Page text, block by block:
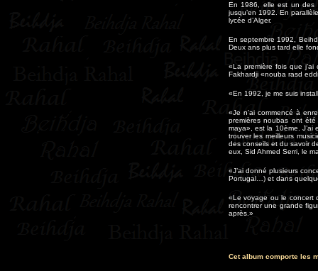
En 1986, elle est un des
jusqu’en 1992. En
lycée d’Alger.
En septembre 1992,
Deux ans plus tard elle
«La première fois que
Fakhardji «nouba rasd
«En 1992, je me suis
«Je n’ai commencé à
premières noubas ont
maya», est la 10ème.
trouver les meilleurs
des conseils et du savoir
eux, Sid Ahmed Serri, le
«J’ai donné plusieurs
Portugal…) et dans
«Le voyage ou le concert
rencontrer une grande
après.»
Cet album comporte les